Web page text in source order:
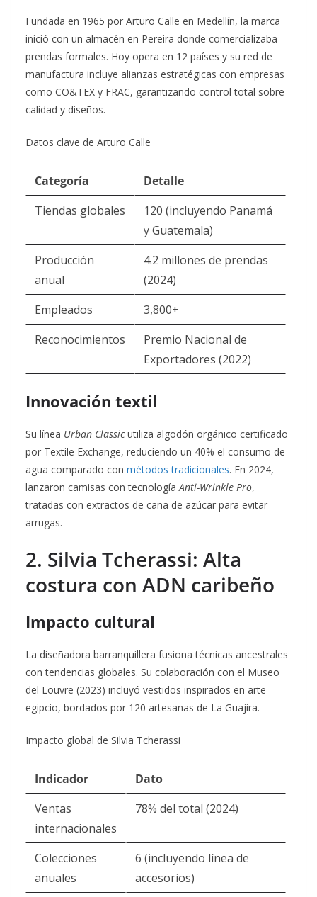
Fundada en 1965 por Arturo Calle en Medellín, la marca
inició con un almacén en Pereira donde comercializaba
prendas formales. Hoy opera en 12 países y su red de
manufactura incluye alianzas estratégicas con empresas
como CO&TEX y FRAC, garantizando control total sobre
calidad y diseños.
Datos clave de Arturo Calle
Categoría
Detalle
Tiendas globales
120 (incluyendo Panamá
y Guatemala)
Producción
anual
4.2 millones de prendas
(2024)
Empleados
3,800+
Reconocimientos
Premio Nacional de
Exportadores (2022)
Innovación textil
Su línea Urban Classicutiliza algodón orgánico certificado
por Textile Exchange, reduciendo un 40% el consumo de
agua comparado con métodos tradicionales. En 2024,
lanzaron camisas con tecnologíaAnti-Wrinkle Pro,
tratadas con extractos de caña de azúcar para evitar
arrugas.
2. Silvia Tcherassi: Alta
costura con ADN caribeño
Impacto cultural
La diseñadora barranquillera fusiona técnicas ancestrales
con tendencias globales. Su colaboración con el Museo
del Louvre (2023) incluyó vestidos inspirados en arte
egipcio, bordados por 120 artesanas de La Guajira.
Impacto global de Silvia Tcherassi
Indicador
Dato
Ventas
internacionales
78% del total (2024)
Colecciones
anuales
6 (incluyendo línea de
accesorios)